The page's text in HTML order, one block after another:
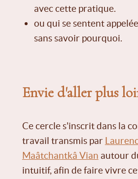
avec cette pratique.
ou qui se sentent
sans savoir pourquoi.
Envie d'aller plus
Ce cercle s'inscrit dans la
travail transmis par
Maâtchantkâ Vian autour
intuitif, afin de faire vivre